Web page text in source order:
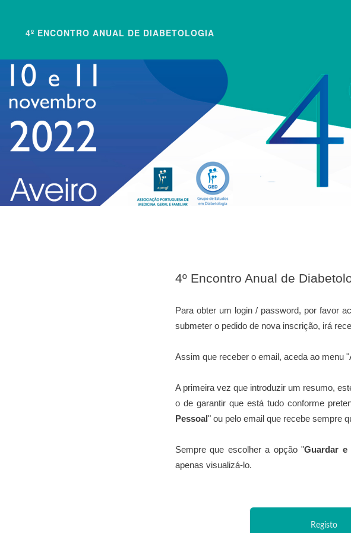
4º ENCONTRO ANUAL DE DIABETOLOGIA
4º Encontro Anual de
Para obter um login / password, por favor
submeter o pedido de nova inscrição, irá
Assim que receber o email, aceda ao menu
A primeira vez que introduzir um resumo,
o de garantir que está tudo conforme
Pessoal" ou pelo email que recebe sempre
Sempre que escolher a opção "Guardar e
apenas visualizá-lo.
Registo